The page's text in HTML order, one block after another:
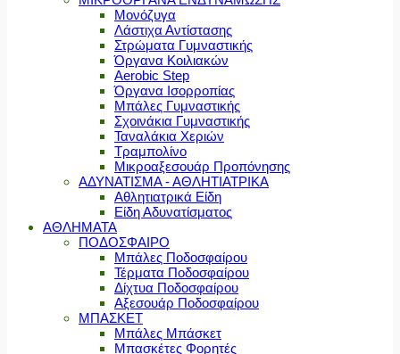
Μονόζυγα
Λάστιχα Αντίστασης
Στρώματα Γυμναστικής
Όργανα Κοιλιακών
Aerobic Step
Όργανα Ισορροπίας
Μπάλες Γυμναστικής
Σχοινάκια Γυμναστικής
Ταναλάκια Χεριών
Τραμπολίνο
Μικροαξεσουάρ Προπόνησης
ΑΔΥΝΑΤΙΣΜΑ - ΑΘΛΗΤΙΑΤΡΙΚΑ
Αθλητιατρικά Είδη
Είδη Αδυνατίσματος
ΑΘΛΗΜΑΤΑ
ΠΟΔΟΣΦΑΙΡΟ
Μπάλες Ποδοσφαίρου
Τέρματα Ποδοσφαίρου
Δίχτυα Ποδοσφαίρου
Αξεσουάρ Ποδοσφαίρου
ΜΠΑΣΚΕΤ
Μπάλες Μπάσκετ
Μπασκέτες Φορητές